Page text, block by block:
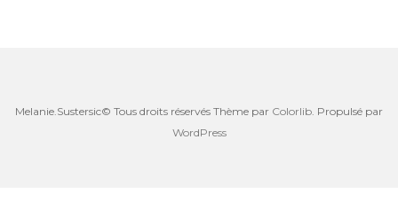
Melanie.Sustersic© Tous droits réservés Thème par Colorlib. Propulsé par
WordPress